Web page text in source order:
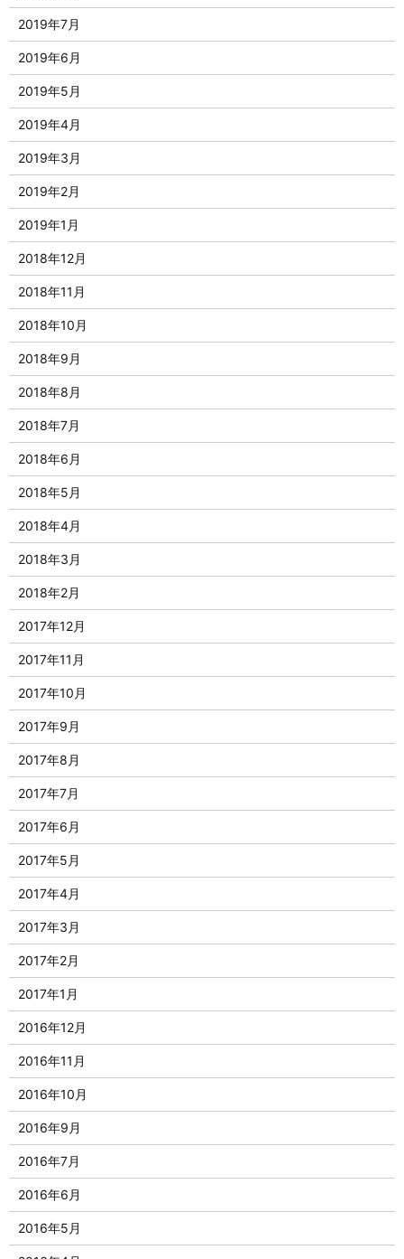
2019年7月
2019年6月
2019年5月
2019年4月
2019年3月
2019年2月
2019年1月
2018年12月
2018年11月
2018年10月
2018年9月
2018年8月
2018年7月
2018年6月
2018年5月
2018年4月
2018年3月
2018年2月
2017年12月
2017年11月
2017年10月
2017年9月
2017年8月
2017年7月
2017年6月
2017年5月
2017年4月
2017年3月
2017年2月
2017年1月
2016年12月
2016年11月
2016年10月
2016年9月
2016年7月
2016年6月
2016年5月